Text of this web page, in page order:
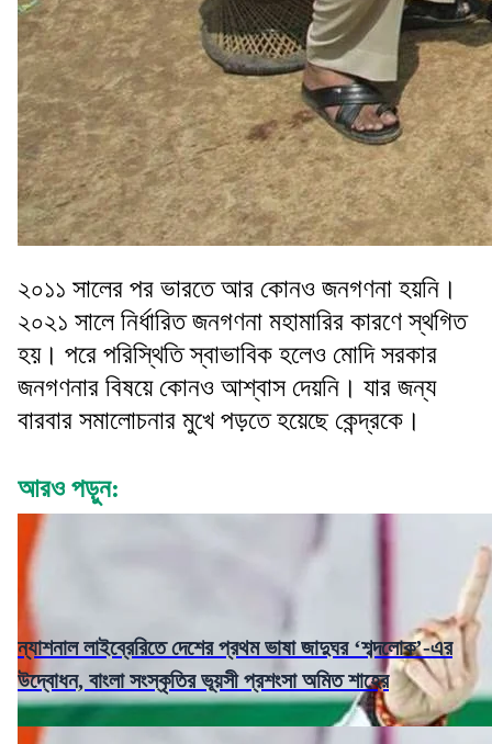
২০১১ সালের পর ভারতে আর কোনও জনগণনা হয়নি।
২০২১ সালে নির্ধারিত জনগণনা মহামারির কারণে স্থগিত
হয়। পরে পরিস্থিতি স্বাভাবিক হলেও মোদি সরকার
জনগণনার বিষয়ে কোনও আশ্বাস দেয়নি। যার জন্য
বারবার সমালোচনার মুখে পড়তে হয়েছে কেন্দ্রকে।
আরও পড়ুন:
ন্যাশনাল লাইব্রেরিতে দেশের প্রথম ভাষা জাদুঘর ‘শব্দলোক’-এর
উদ্বোধন, বাংলা সংস্কৃতির ভূয়সী প্রশংসা অমিত শাহের